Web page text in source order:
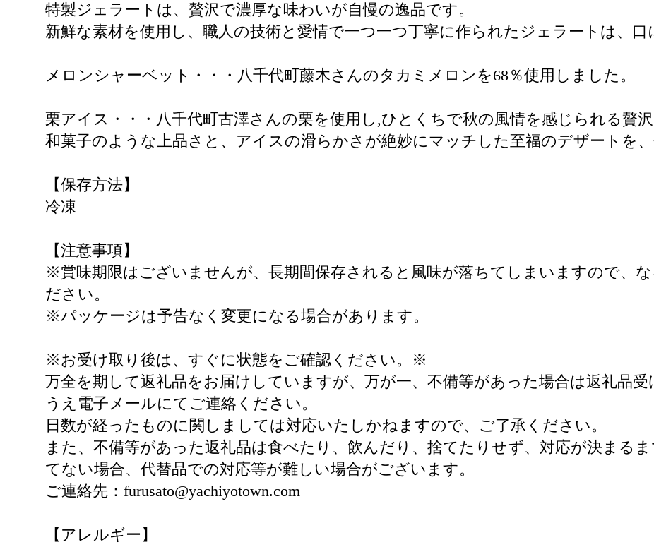
特製ジェラートは、贅沢で濃厚な味わいが自慢の逸品です。
新鮮な素材を使用し、職人の技術と愛情で一つ一つ丁寧に作られたジェラートは、口
メロンシャーベット・・・八千代町藤木さんのタカミメロンを68％使用しました。
栗アイス・・・八千代町古澤さんの栗を使用し,ひとくちで秋の風情を感じられる
和菓子のような上品さと、アイスの滑らかさが絶妙にマッチした至福のデザートを
【保存方法】
冷凍
【注意事項】
※賞味期限はございませんが、長期間保存されると風味が落ちてしまいますので、な
ださい。
※パッケージは予告なく変更になる場合があります。
※お受け取り後は、すぐに状態をご確認ください。※
万全を期して返礼品をお届けしていますが、万が一、不備等があった場合は返礼品
うえ電子メールにてご連絡ください。
日数が経ったものに関しましては対応いたしかねますので、ご了承ください。
また、不備等があった返礼品は食べたり、飲んだり、捨てたりせず、対応が決まる
てない場合、代替品での対応等が難しい場合がございます。
ご連絡先：furusato@yachiyotown.com
【アレルギー】